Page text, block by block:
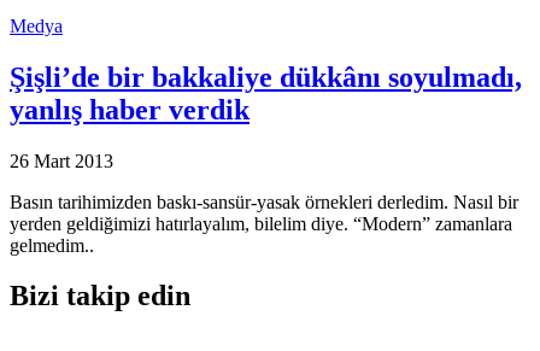
Medya
Şişli’de bir bakkaliye dükkânı soyulmadı,
yanlış haber verdik
26 Mart 2013
Basın tarihimizden baskı-sansür-yasak örnekleri derledim. Nasıl bir
yerden geldiğimizi hatırlayalım, bilelim diye. “Modern” zamanlara
gelmedim..
Bizi takip edin